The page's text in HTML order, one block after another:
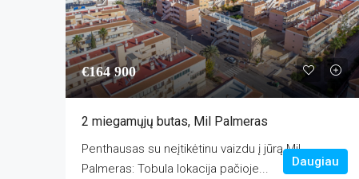
€164 900
2 miegamųjų butas, Mil Palmeras
Penthausas su neįtikėtinu vaizdu į jūrą Mil
Palmeras: Tobula lokacija pačioje...
Daugiau